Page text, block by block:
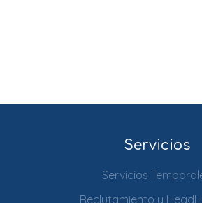
Servicios
Servicios
Reclutamiento y